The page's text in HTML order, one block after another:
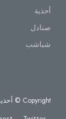
أحذية
صنادل
شباشب
Copyright © أحذية MAMMAMIA. جميع الحقوق محفوظة.